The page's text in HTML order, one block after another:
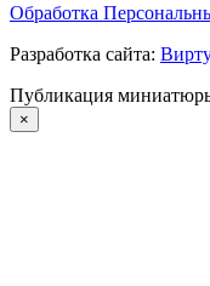
Обработка
Разработка сайта:
Публикация
×